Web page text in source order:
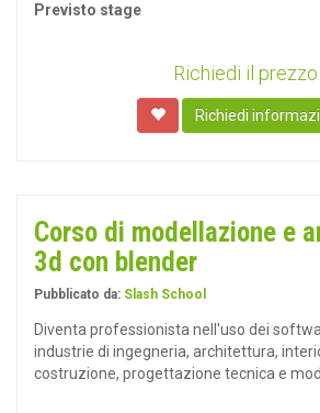
Previsto stage
Richiedi il prezzo
Richiedi
Corso di modellazione e
3d con blender
Pubblicato da: Slash School
Diventa professionista nell'uso dei
industrie di ingegneria, architettura,
costruzione, progettazione tecnica e